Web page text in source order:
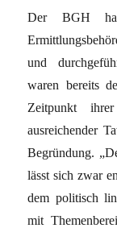
Der BGH
und
waren bereits
Zeitpunkt
ausreichender
Begründung.
lässt sich zwar
dem politisch
mit